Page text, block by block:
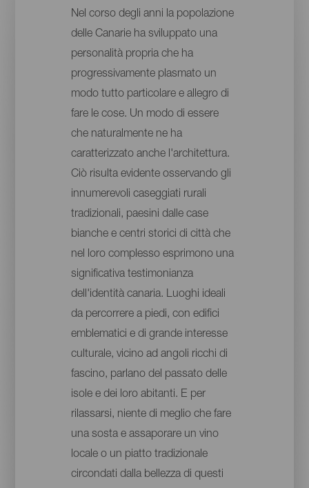
Nel corso degli anni la popolazione
delle Canarie ha sviluppato una
personalità propria che ha
progressivamente plasmato un
modo tutto particolare e allegro di
fare le cose. Un modo di essere
che naturalmente ne ha
caratterizzato anche l'architettura.
Ciò risulta evidente osservando gli
innumerevoli caseggiati rurali
tradizionali, paesini dalle case
bianche e centri storici di città che
nel loro complesso esprimono una
significativa testimonianza
dell'identità canaria. Luoghi ideali
da percorrere a piedi, con edifici
emblematici e di grande interesse
culturale, vicino ad angoli ricchi di
fascino, parlano del passato delle
isole e dei loro abitanti. E per
rilassarsi, niente di meglio che fare
una sosta e assaporare un vino
locale o un piatto tradizionale
circondati dalla bellezza di questi